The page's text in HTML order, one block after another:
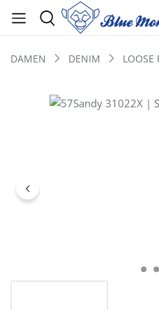
DAMEN DENIM LOOSE
Bildergalerie überspringen